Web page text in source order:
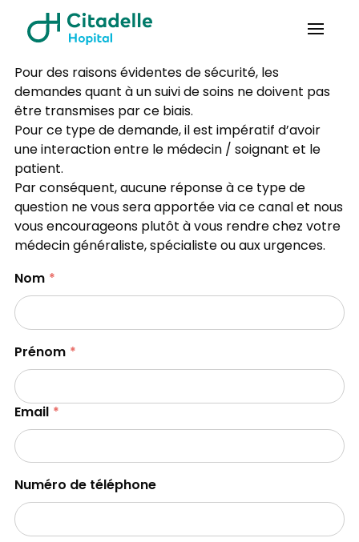
Pour des raisons évidentes de sécurité, les
demandes quant à un suivi de soins ne doivent pas
être transmises par ce biais.
Pour ce type de demande, il est impératif d’avoir
une interaction entre le médecin / soignant et le
patient.
Par conséquent, aucune réponse à ce type de
question ne vous sera apportée via ce canal et nous
vous encourageons plutôt à vous rendre chez votre
médecin généraliste, spécialiste ou aux urgences.
Nom
Prénom
Email
Numéro de téléphone